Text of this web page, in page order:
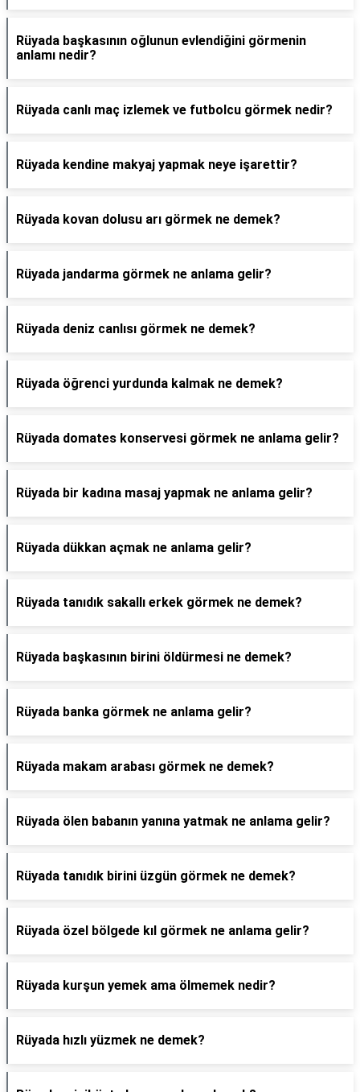
Rüyada başkasının oğlunun evlendiğini görmenin
anlamı nedir?
Rüyada canlı maç izlemek ve futbolcu görmek nedir?
Rüyada kendine makyaj yapmak neye işarettir?
Rüyada kovan dolusu arı görmek ne demek?
Rüyada jandarma görmek ne anlama gelir?
Rüyada deniz canlısı görmek ne demek?
Rüyada öğrenci yurdunda kalmak ne demek?
Rüyada domates konservesi görmek ne anlama gelir?
Rüyada bir kadına masaj yapmak ne anlama gelir?
Rüyada dükkan açmak ne anlama gelir?
Rüyada tanıdık sakallı erkek görmek ne demek?
Rüyada başkasının birini öldürmesi ne demek?
Rüyada banka görmek ne anlama gelir?
Rüyada makam arabası görmek ne demek?
Rüyada ölen babanın yanına yatmak ne anlama gelir?
Rüyada tanıdık birini üzgün görmek ne demek?
Rüyada özel bölgede kıl görmek ne anlama gelir?
Rüyada kurşun yemek ama ölmemek nedir?
Rüyada hızlı yüzmek ne demek?